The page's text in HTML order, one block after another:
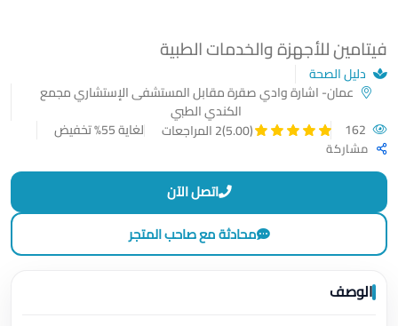
فيتامين للأجهزة والخدمات الطبية
دليل الصحة
عمان- اشارة وادي صقرة مقابل المستشفى الإستشاري مجمع
الكندي الطبي
(5.00) 2 المراجعات لغاية 55% تخفيض
مشاركة
اتصل الآن
محادثة مع صاحب المتجر
الوصف